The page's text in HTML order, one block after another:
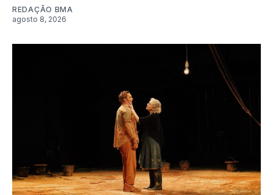
REDAÇÃO BMA
agosto 8, 2026